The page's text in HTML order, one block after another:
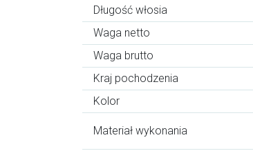
Długość włosia
Waga netto
Waga brutto
Kraj pochodzenia
Kolor
Materiał wykonania